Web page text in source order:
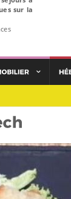
sur la